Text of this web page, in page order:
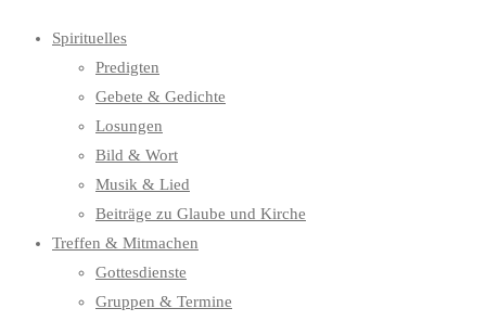
Spirituelles
Predigten
Gebete & Gedichte
Losungen
Bild & Wort
Musik & Lied
Beiträge zu Glaube und Kirche
Treffen & Mitmachen
Gottesdienste
Gruppen & Termine